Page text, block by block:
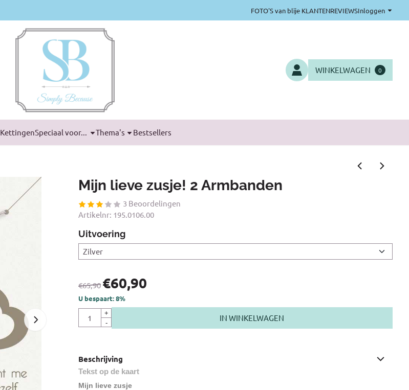
FOTO'S van blije KLANTENREVIEWSInloggen
WINKELWAGEN 0
KettingenSpeciaal voor... Thema's Bestsellers
Mijn lieve zusje! 2 Armbanden
3 Beoordelingen
Artikelnr: 195.0106.00
Uitvoering
€65,90 €60,90
U bespaart:8%
+
-
IN WINKELWAGEN
Beschrijving
Tekst op de kaart
Mijn lieve zusje